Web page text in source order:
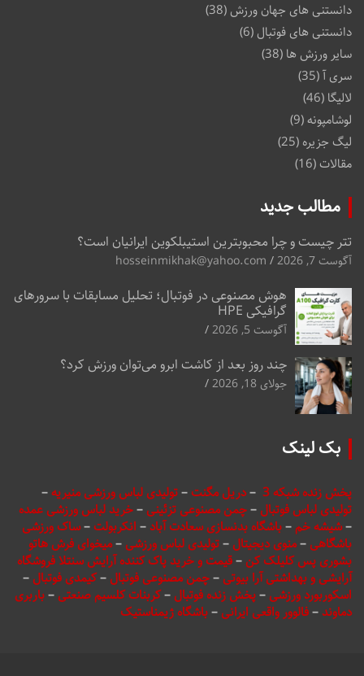
دانستنی های جهان ورزش(38)
دانستنی های فوتبال (6)
سایر ورزش ها (38)
سری آ(35)
لالیگا (46)
لوشامپونه(9)
لیگ جزیره (25)
مقالات(16)
مطالب جدید
تتر چیست و چرا محبوبترین استیبلکوین ایرانیان است؟
آگوست 7, 2026 hosseinmikhak@yahoo.com
هوش مصنوعی در فوتبال؛ تحلیل مسابقات با سرورهای
گرافیکی HPE
آگوست 5, 2026
چند روز بعد از کاشت ابرو می‌توان ورزش کرد؟
جولای 18, 2026
بک لینک
پخش زنده شبکه 3 –دریل مگنت–تولیدی لباس ورزشی منیریه–
تولیدی لباس فوتبال –چمن مصنوعی تزئینی –خرید لباس ورزشی عمده
–شیشه خم–باشگاه بدنسازی سعادت آباد – انکربولت–ساک ورزشی
باشگاهی –منوی دیجیتال –تولیدی لباس ورزشی –میخوای فرش هاتو
بشوری پس کلیلک کن –قیمت و خرید پاک کننده آرایش سنتلا فروشگاه
آرایشی و بهداشتی آرا بیوتی –چمن مصنوعی فوتبال –کیمدی فوتبال –
اسکوربورد ورزشی –پخش زنده فوتبال –کربنات کلسیم صنعتی –باربری
دماوند–فالوور واقعی ایرانی –باشگاه ژیمناستیک